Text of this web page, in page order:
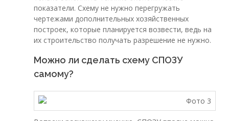
показатели. Схему не нужно перегружать
чертежами дополнительных хозяйственных
построек, которые планируется возвести, ведь на
их строительство получать разрешение не нужно.
Можно ли сделать схему СПОЗУ
самому?